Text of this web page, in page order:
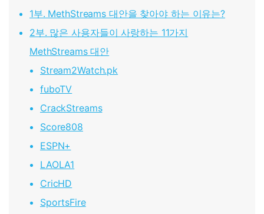
1부. MethStreams 대안을 찾아야 하는 이유는?
2부. 많은 사용자들이 사랑하는 11가지
MethStreams 대안
Stream2Watch.pk
fuboTV
CrackStreams
Score808
ESPN+
LAOLA1
CricHD
SportsFire